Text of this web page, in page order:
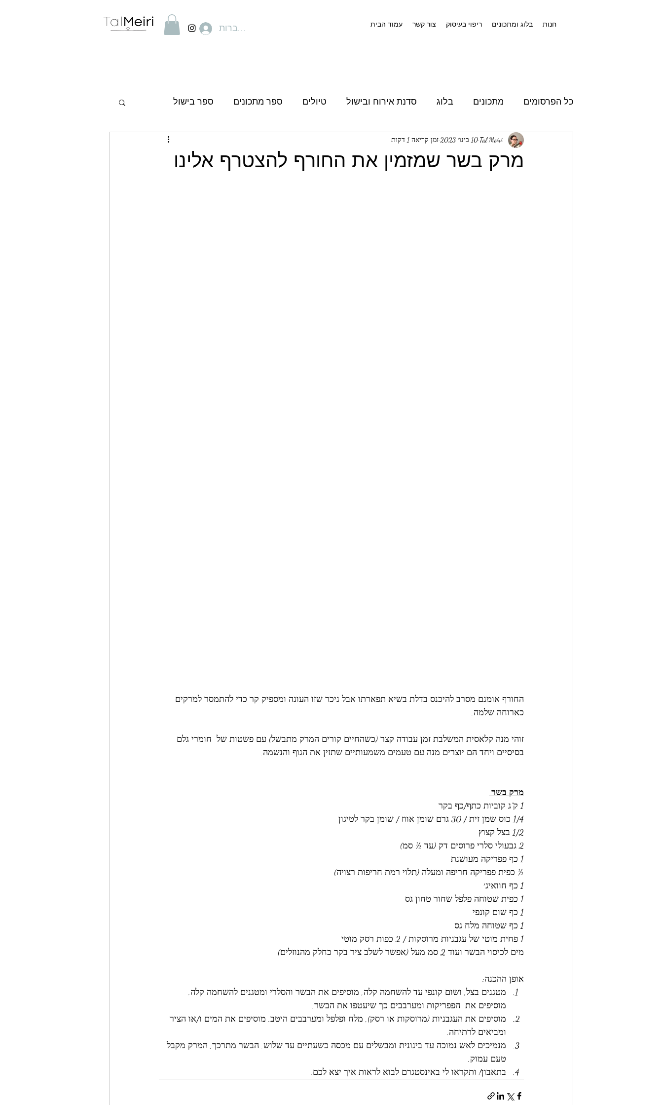
עמוד הבית צור קשר ריפוי בעיסוק בלוג ומתכונים חנות להתחברות
כל הפרסומים מתכונים בלוג סדנת אירוח ובישול טיולים ספר מתכונים ספר בישול
מרק בשר שמזמין את החורף להצטרף אלינו
Tal Meiri 10 בינו׳ 2023 זמן קריאה 1 דקות
החורף אומנם מסרב להיכנס בדלת בשיא תפארתו אבל ניכר שזו העונה ומספיק קר כדי להתמסר למרקים
כארוחה שלמה.
זוהי מנה קלאסית המשלבת זמן עבודה קצר (כשהחיים קורים המרק מתבשל) עם פשטות של  חומרי גלם
בסיסיים ויחד הם יוצרים מנה עם טעמים משמעותיים שתזין את הגוף והנשמה.
מרק בשר
1 ק"ג קוביות כתף/כף בקר
1/4 כוס שמן זית / 30 גרם שומן אווז / שומן בקר לטיגון
1/2 בצל קצוץ
2 גבעולי סלרי פרוסים דק (עד ½ סמ)
1 כף פפריקה מעושנת
½ כפית פפריקה חריפה ומעלה (תלוי רמת חריפות רצויה)
1 כף חוואיג׳
1 כפית שטוחה פלפל שחור טחון גס
1 כף שום קונפי
1 כף שטוחה מלח גס
1 פחית מוטי של עגבניות מרוסקות / 2 כפות רסק מוטי
מים לכיסוי הבשר ועוד 2 סמ מעל (אפשר לשלב ציר בקר כחלק מהנוזלים)
אופן ההכנה:
מטגנים בצל, ושום קונפי עד להשחמה קלה, מוסיפים את הבשר והסלרי ומטגנים להשחמה קלה.
מוסיפים את  הפפריקות ומערבבים כך שיעטפו את הבשר.
מוסיפים את העגבניות (מרוסקות או רסק), מלח ופלפל ומערבבים היטב. מוסיפים את המים ו/או הציר
ומביאים לרתיחה.
מנמיכים לאש נמוכה עד בינונית ומבשלים עם מכסה כשעתיים עד שלוש. הבשר מתרכך, המרק מקבל
טעם עמוק.
בתאבון! ותקראו לי באינסטגרם לבוא לראות איך יצא לכם.